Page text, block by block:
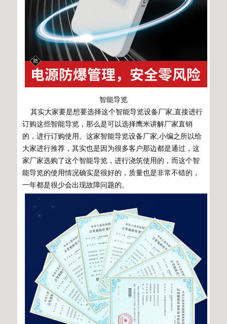
智能导览
其实大家要是想要选择这个智能导览设备厂家,直接进行
订购这些智能导览，那么是可以选择鹰米讲解厂家直销
的，进行订购使用。这家智能导览设备厂家,小编之所以给
大家进行推荐，其实也是因为很多客户那边都是通过，这
家厂家选购了这个智能导览，进行浇筑使用的，而这个智
能导览的使用情况确实是很好的，质量也是非常不错的，
一年都是很少会出现故障问题的。